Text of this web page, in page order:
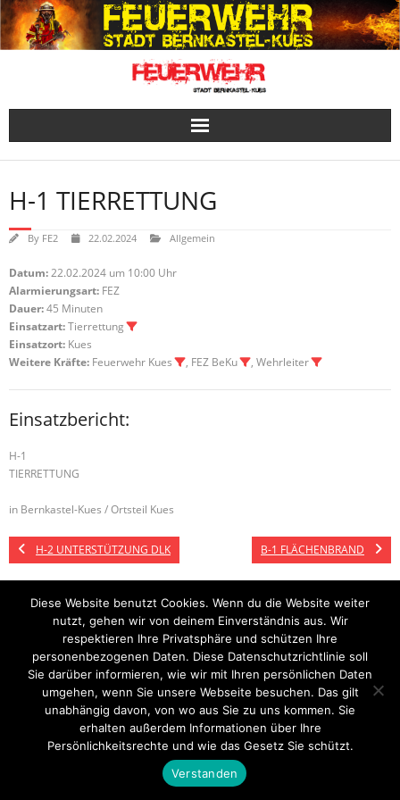
Skip
to
content
H-1 TIERRETTUNG
By FE2 22.02.2024 Allgemein
Datum:22.02.2024 um 10:00 Uhr
Alarmierungsart: FEZ
Dauer:45 Minuten
Einsatzart:Tierrettung
Einsatzort: Kues
Weitere Kräfte: Feuerwehr Kues , FEZ BeKu , Wehrleiter
Einsatzbericht:
H-1
TIERRETTUNG
in Bernkastel-Kues / Ortsteil Kues
H-2 UNTERSTÜTZUNG DLK B-1 FLÄCHENBRAND
Startseite Einsätze Mitglied werden Über uns
Bilder
Kontakt
Theme byThink Up Themes Ltd. Powered byWordPress.
Diese Website benutzt Cookies. Wenn du die Website weiter
nutzt, gehen wir von deinem Einverständnis aus. Wir
respektieren Ihre Privatsphäre und schützen Ihre
personenbezogenen Daten. Diese Datenschutzrichtlinie soll
Sie darüber informieren, wie wir mit Ihren persönlichen Daten
umgehen, wenn Sie unsere Webseite besuchen. Das gilt
unabhängig davon, von wo aus Sie zu uns kommen. Sie
erhalten außerdem Informationen über Ihre
Persönlichkeitsrechte und wie das Gesetz Sie schützt.
Verstanden